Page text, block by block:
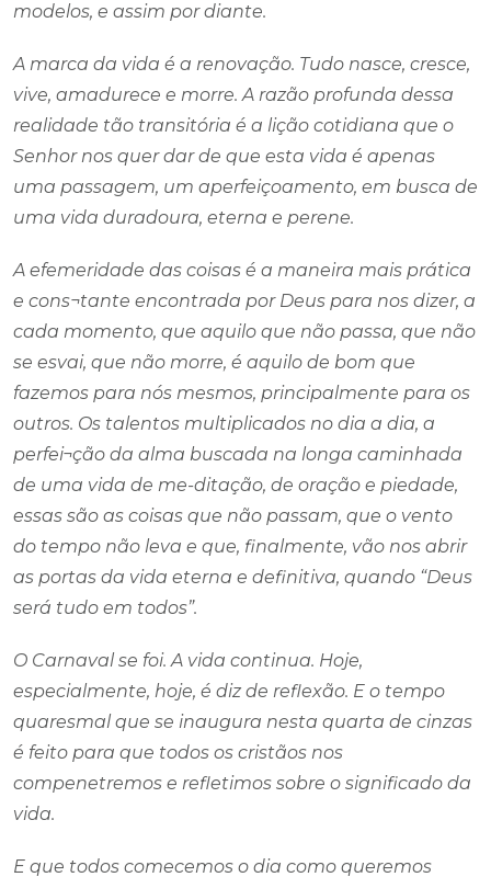
modelos, e assim por diante.
A marca da vida é a renovação. Tudo nasce, cresce,
vive, amadurece e morre. A razão profunda dessa
realidade tão transitória é a lição cotidiana que o
Senhor nos quer dar de que esta vida é apenas
uma passagem, um aperfeiçoamento, em busca de
uma vida duradoura, eterna e perene.
A efemeridade das coisas é a maneira mais prática
e cons¬tante encontrada por Deus para nos dizer, a
cada momento, que aquilo que não passa, que não
se esvai, que não morre, é aquilo de bom que
fazemos para nós mesmos, principalmente para os
outros. Os talentos multiplicados no dia a dia, a
perfei¬ção da alma buscada na longa caminhada
de uma vida de me-ditação, de oração e piedade,
essas são as coisas que não passam, que o vento
do tempo não leva e que, finalmente, vão nos abrir
as portas da vida eterna e definitiva, quando “Deus
será tudo em todos”.
O Carnaval se foi. A vida continua. Hoje,
especialmente, hoje, é diz de reflexão. E o tempo
quaresmal que se inaugura nesta quarta de cinzas
é feito para que todos os cristãos nos
compenetremos e refletimos sobre o significado da
vida.
E que todos comecemos o dia como queremos